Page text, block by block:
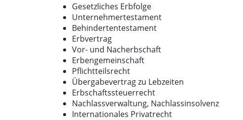
Gesetzliches Erbfolge
Unternehmertestament
Behindertentestament
Erbvertrag
Vor- und Nacherbschaft
Erbengemeinschaft
Pflichtteilsrecht
Übergabevertrag zu Lebzeiten
Erbschaftssteuerrecht
Nachlassverwaltung, Nachlassinsolvenz
Internationales Privatrecht